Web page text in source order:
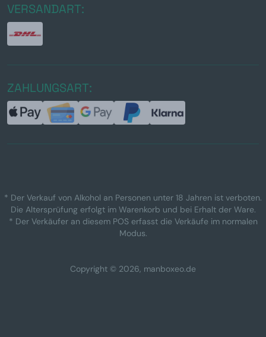
VERSANDART:
ZAHLUNGSART:
* Der Verkauf von Alkohol an Personen unter 18 Jahren ist verboten.
Die Altersprüfung erfolgt im Warenkorb und bei Erhalt der Ware.
* Der Verkäufer an diesem POS erfasst die Verkäufe im normalen
Modus.
Copyright © 2026, manboxeo.de